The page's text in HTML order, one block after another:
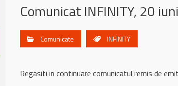
Comunicat INFINITY, 20
Comunicate INFINITY
Regasiti in continuare comunicatul remis de